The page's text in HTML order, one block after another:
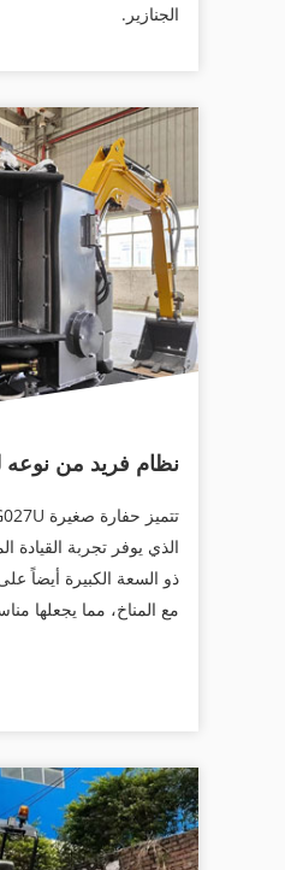
الجنازير.
نظام فريد من نوعه
الذي يوفر تجربة القيادة
ذو السعة الكبيرة أيضاً
مع المناخ، مما يجعلها